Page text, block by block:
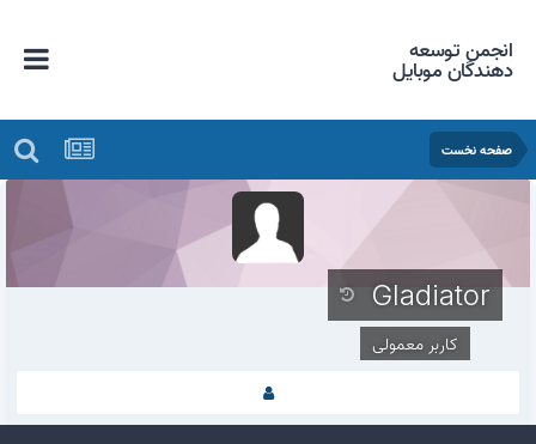
انجمن توسعه
دهندگان موبایل
صفحه نخست
Gladiator
کاربر معمولی